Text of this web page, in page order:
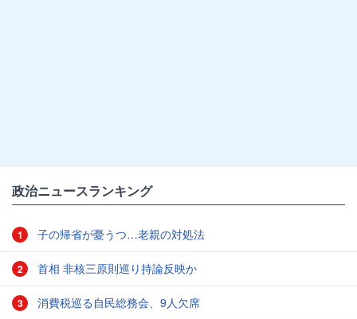
政治ニュースランキング
1 子の帰省が憂うつ…老親の対処法
2 首相 非核三原則巡り持論反映か
3 消費税巡る自民総務会、9人欠席